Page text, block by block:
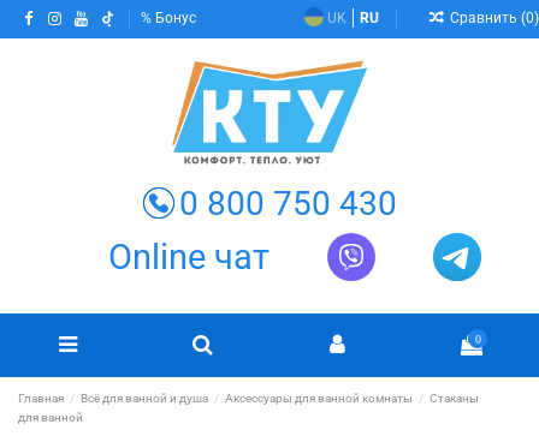
Бонус UK RU Сравнить (0)
0 800 750 430
Online чат
0
Главная Всё для ванной и душа Аксессуары для ванной комнаты
Стаканы
для ванной